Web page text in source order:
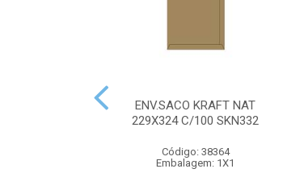
ENV.SACO KRAFT NAT
229X324 C/100 SKN332
Código: 38364
Embalagem: 1X1